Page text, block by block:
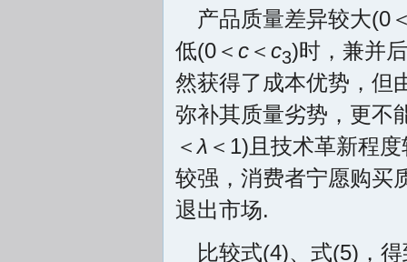
产品质量差异较大(0
低(0＜ c ＜ c3)时，兼并
然获得了成本优势，但
弥补其质量劣势，更不
＜λ ＜1)且技术革新程
较强，消费者宁愿购买
退出市场.
比较式(4)、式(5)，